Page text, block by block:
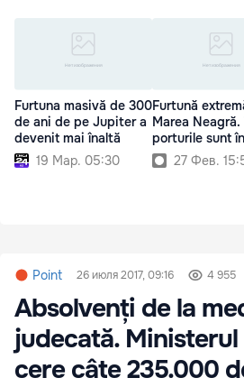
Furtuna masivă de 300
de ani de pe Jupiter a
devenit mai înaltă
19 Мар. 05:30
Furtună
Marea
porturile sunt
27 Фев.
Point 26 июля 2017, 09:16 4 955
Absolvenți de la
judecată.
cere câte 235.000